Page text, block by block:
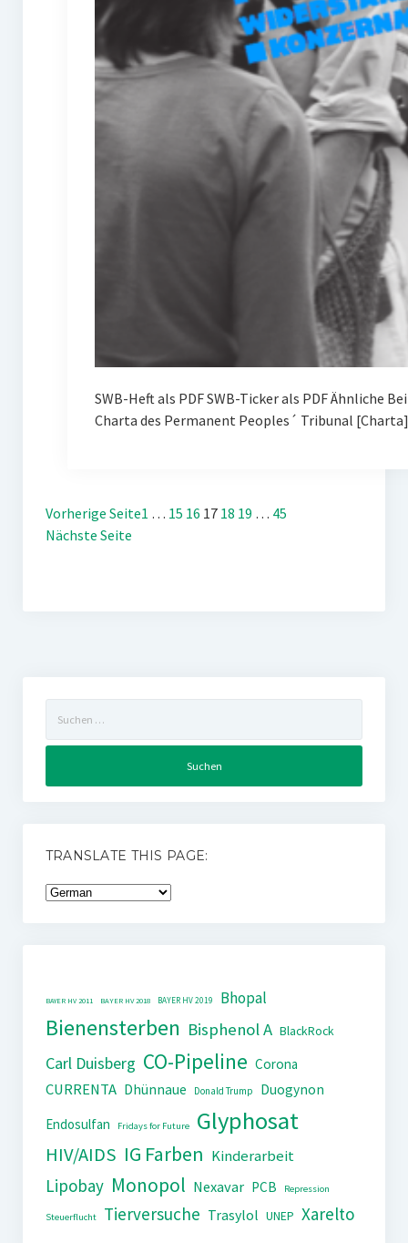
SWB-Heft als PDF SWB-Ticker als PDF Ähnliche
Charta des Permanent Peoples´ Tribunal
Vorherige Seite1 … 15 16 17 18 19 … 45
Nächste Seite
nach:
TRANSLATE THIS PAGE:
BAYER HV 2011 BAYER HV 2018 BAYER HV 2019 Bhopal
Bienensterben Bisphenol A BlackRock
Carl Duisberg CO-Pipeline Corona
CURRENTA Dhünnaue Donald Trump
Duogynon
Endosulfan
Fridays for Future Glyphosat
HIV/AIDS IG Farben Kinderarbeit
Lipobay Monopol Nexavar PCB Repression
Steuerflucht Tierversuche Trasylol UNEP Xarelto